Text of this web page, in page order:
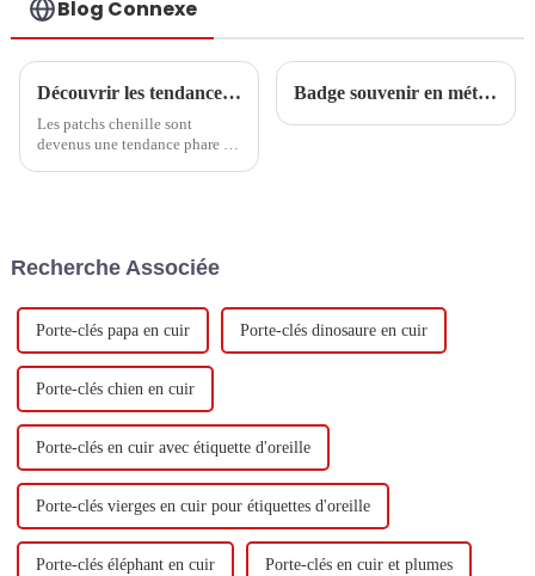
Blog Connexe
Découvrir les tendances et les étapes d'achat essentielles des patchs chenille en 2025
Les patchs chenille sont
devenus une tendance phare de
Badge souvenir en métal de la fête de la mi-automne
Recherche Associée
Porte-clés papa en cuir Porte-clés dinosaure en cuir
Porte-clés chien en cuir
Porte-clés en cuir avec étiquette d'oreille
Porte-clés vierges en cuir pour étiquettes d'oreille
Porte-clés éléphant en cuir Porte-clés en cuir et plumes